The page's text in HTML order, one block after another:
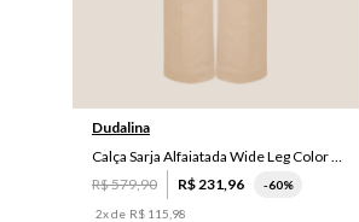
44 46
Dudalina
Calça Sarja Alfaiatada Wide Leg Color Dudalina Feminina
R$579,90 R$ 231 96 -60%
2x de R$ 115 98